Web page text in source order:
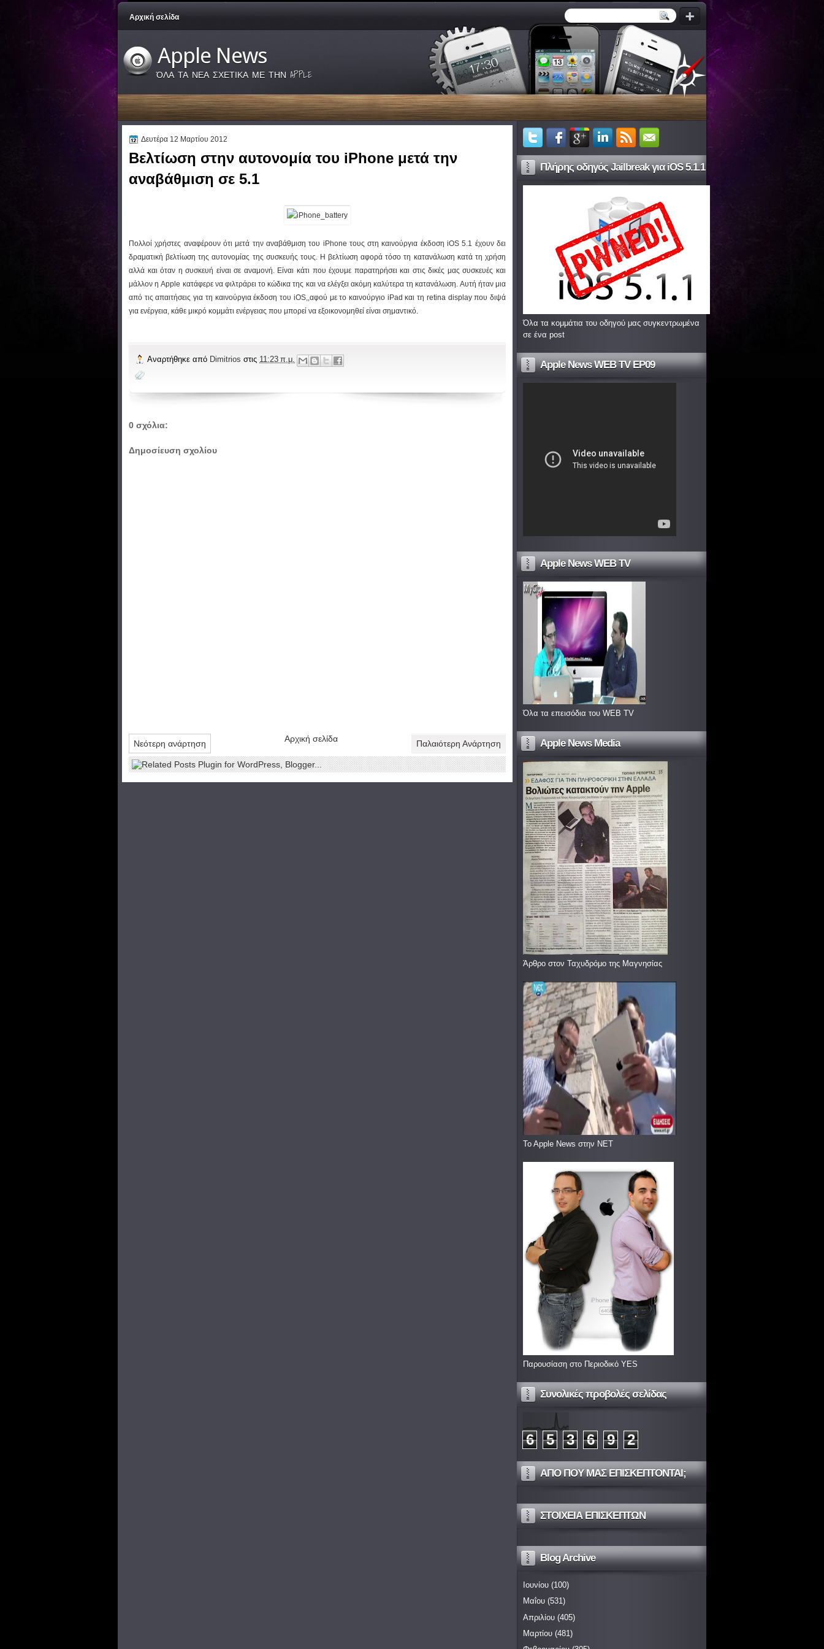
Αρχική σελίδα
Apple News
ΌΛΑ ΤΑ ΝΕΑ ΣΧΕΤΙΚΑ ΜΕ ΤΗΝ APPLE
Δευτέρα 12 Μαρτίου 2012
Bελτίωση στην αυτονομία του iPhone μετά την
αναβάθμιση σε 5.1
Πολλοί χρήστες αναφέρουν ότι μετά την αναβάθμιση του iPhone τους στη καινούργια έκδοση iOS 5.1 έχουν δει
δραματική βελτίωση της αυτονομίας της συσκευής τους. Η βελτίωση αφορά τόσο τη κατανάλωση κατά τη χρήση
αλλά και όταν η συσκευή είναι σε αναμονή. Είναι κάτι που έχουμε παρατηρήσει και στις δικές μας συσκευές και
μάλλον η Apple κατάφερε να φιλτράρει το κώδικα της και να ελέγξει ακόμη καλύτερα τη κατανάλωση. Αυτή ήταν μια
από τις απαιτήσεις για τη καινούργια έκδοση του iOS,,αφού με το καινούργιο iPad και τη retina display που διψά
για ενέργεια, κάθε μικρό κομμάτι ενέργειας που μπορεί να εξοικονομηθεί είναι σημαντικό.
Αναρτήθηκε από Dimitrios στις 11:23 π.μ.
0 σχόλια:
Δημοσίευση σχολίου
Νεότερη ανάρτηση Παλαιότερη Ανάρτηση
Αρχική σελίδα
Πλήρης οδηγός Jailbreak για iOS 5.1.1
Όλα τα κομμάτια του οδηγού μας συγκεντρωμένα
σε ένα post
Apple News WEB TV EP09
Apple News WEB TV
Όλα τα επεισόδια του WEB TV
Apple News Media
Άρθρο στον Ταχυδρόμο της Μαγνησίας
To Apple News στην ΝΕΤ
Παρουσίαση στο Περιοδικό YES
Συνολικές προβολές σελίδας
6 5 3 6 9 2
ΑΠΟ ΠΟΥ ΜΑΣ ΕΠΙΣΚΕΠΤΟΝΤΑΙ;
ΣΤΟΙΧΕΙΑ ΕΠΙΣΚΕΠΤΩΝ
Blog Archive
Ιουνίου (100)
Μαΐου (531)
Απριλίου (405)
Μαρτίου (481)